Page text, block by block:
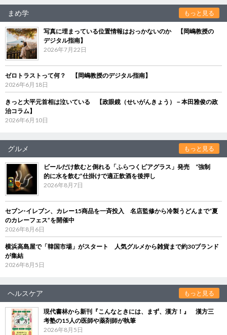
まめ学 もっと見る
写真に埋まっている位置情報はおっかないのか 【岡嶋教授の
デジタル指南】
2026年7月22日
ゼロトラストって何？ 【岡嶋教授のデジタル指南】
2026年6月18日
きっと大平元首相は泣いている 【政眼鏡（せいがんきょう）－本田雅俊の政
治コラム】
2026年6月10日
グルメ もっと見る
ビールだけ飲むと倒れる「ふらつくビアグラス」発売 “強制
的に水を飲む”仕掛けで適正飲酒を後押し
2026年8月7日
セブン‐イレブン、カレー15商品を一斉投入 名店監修から冷製うどんまで“夏
のカレーフェス”を開催中
2026年8月6日
横浜高島屋で「韓国市場」がスタート 人気グルメから雑貨まで約30ブランド
が集結
2026年8月5日
ヘルスケア もっと見る
現代書林から新刊『こんなときには、まず、漢方！』 漢方三
考塾の15人の医師や薬剤師が執筆
2026年8月5日